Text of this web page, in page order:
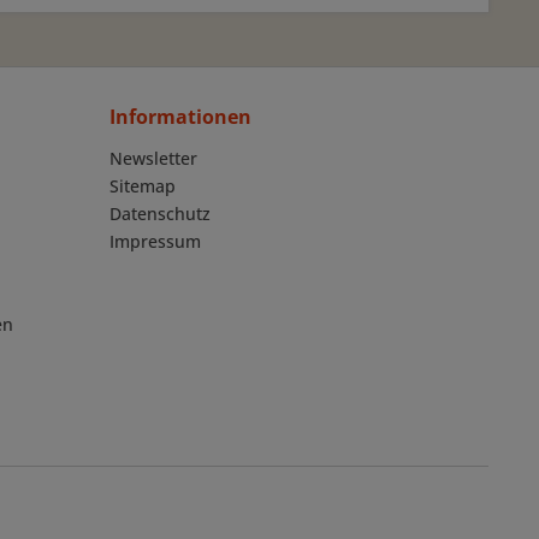
Informationen
Newsletter
Sitemap
Datenschutz
Impressum